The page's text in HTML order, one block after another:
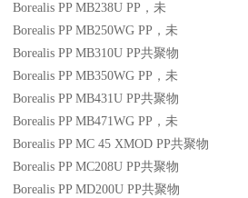
Borealis PP MB238U PP ，未
Borealis PP MB250WG PP ，未
Borealis PP MB310U PP共聚物
Borealis PP MB350WG PP ，未
Borealis PP MB431U PP共聚物
Borealis PP MB471WG PP ，未
Borealis PP MC 45 XMOD PP共聚物
Borealis PP MC208U PP共聚物
Borealis PP MD200U PP共聚物